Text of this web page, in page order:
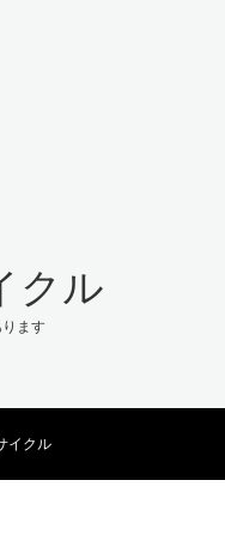
クル
ます
イクル